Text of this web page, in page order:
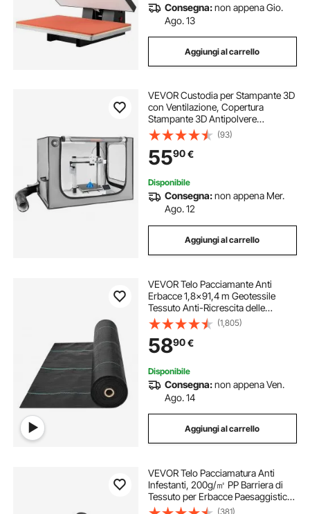
Consegna:non appena Gio.
Ago. 13
Aggiungi al carrello
VEVOR Custodia per Stampante 3D
con Ventilazione, Copertura
Stampante 3D Antipolvere
Impermeabile, Custodia in Tessuto
Oxford, Illuminazione a LED, per
Bambu Lab A1 Combo
(93)
5590€
Disponibile
Consegna:non appena Mer.
Ago. 12
Aggiungi al carrello
VEVOR Telo Pacciamante Anti
Erbacce 1,8x91,4 m Geotessile
Tessuto Anti-Ricrescita delle
Erbacce Sotto Ghiaia 102 g/m², Telo
PP Permeabile Resistente agli
Strappi per Paesaggistica,
Copertura Terreno
(1,805)
5890€
Disponibile
Consegna:non appena Ven.
Ago. 14
Aggiungi al carrello
VEVOR Telo Pacciamatura Anti
Infestanti, 200g/㎡ PP Barriera di
Tessuto per Erbacce Paesaggistico
da Giardino Protezione di Suolo UV
(381)